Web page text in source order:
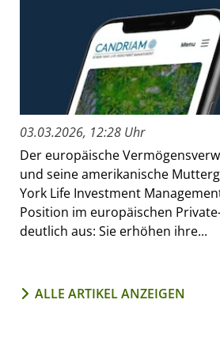
03.03.2026, 12:28 Uhr
Der europäische
und seine amerikanische
York Life Investment
Position im europäischen
deutlich aus: Sie erhöhen ihre...
ALLE ARTIKEL ANZEIGEN